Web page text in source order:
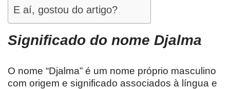
E aí, gostou do artigo?
Significado do nome Djalma
O nome “Djalma” é um nome próprio masculino
com origem e significado associados à língua e